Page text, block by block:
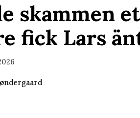
skammen
fick Lars